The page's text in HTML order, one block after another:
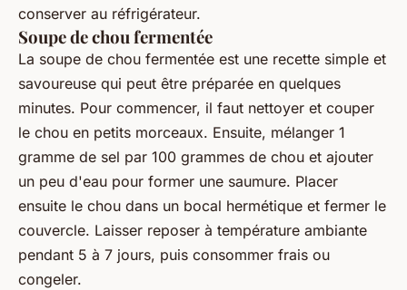
conserver au réfrigérateur.
Soupe de chou fermentée
La soupe de chou fermentée est une recette simple et
savoureuse qui peut être préparée en quelques
minutes. Pour commencer, il faut nettoyer et couper
le chou en petits morceaux. Ensuite, mélanger 1
gramme de sel par 100 grammes de chou et ajouter
un peu d'eau pour former une saumure. Placer
ensuite le chou dans un bocal hermétique et fermer le
couvercle. Laisser reposer à température ambiante
pendant 5 à 7 jours, puis consommer frais ou
congeler.